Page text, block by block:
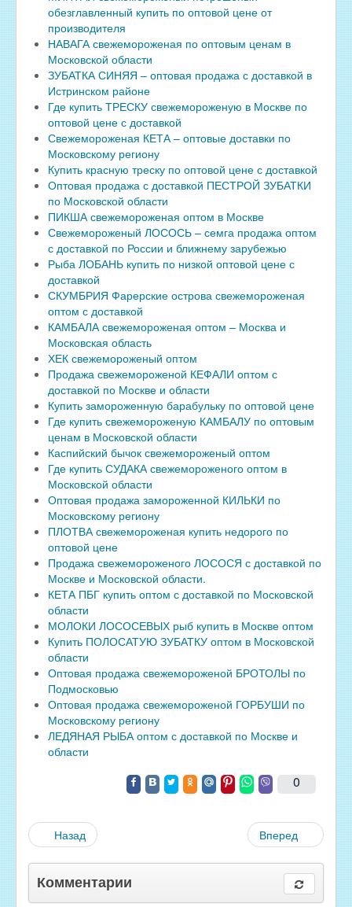
обезглавленный купить по оптовой цене от
производителя
НАВАГА свежемороженая по оптовым ценам в
Московской области
ЗУБАТКА СИНЯЯ – оптовая продажа с доставкой в
Истринском районе
Где купить ТРЕСКУ свежемороженую в Москве по
оптовой цене с доставкой
Свежемороженая КЕТА – оптовые доставки по
Московскому региону
Купить красную треску по оптовой цене с доставкой
Оптовая продажа с доставкой ПЕСТРОЙ ЗУБАТКИ
по Московской области
ПИКША свежемороженая оптом в Москве
Свежемороженый ЛОСОСЬ – семга продажа оптом
с доставкой по России и ближнему зарубежью
Рыба ЛОБАНЬ купить по низкой оптовой цене с
доставкой
СКУМБРИЯ Фарерские острова свежемороженая
оптом с доставкой
КАМБАЛА свежемороженая оптом – Москва и
Московская область
ХЕК свежемороженый оптом
Продажа свежемороженой КЕФАЛИ оптом с
доставкой по Москве и области
Купить замороженную барабульку по оптовой цене
Где купить свежемороженую КАМБАЛУ по оптовым
ценам в Московской области
Каспийский бычок свежемороженый оптом
Где купить СУДАКА свежемороженого оптом в
Московской области
Оптовая продажа замороженной КИЛЬКИ по
Московскому региону
ПЛОТВА свежемороженая купить недорого по
оптовой цене
Продажа свежемороженого ЛОСОСЯ с доставкой по
Москве и Московской области.
КЕТА ПБГ купить оптом с доставкой по Московской
области
МОЛОКИ ЛОСОСЕВЫХ рыб купить в Москве оптом
Купить ПОЛОСАТУЮ ЗУБАТКУ оптом в Московской
области
Оптовая продажа свежемороженой БРОТОЛЫ по
Подмосковью
Оптовая продажа свежемороженой ГОРБУШИ по
Московскому региону
ЛЕДЯНАЯ РЫБА оптом с доставкой по Москве и
области
0
Назад Вперед
Комментарии